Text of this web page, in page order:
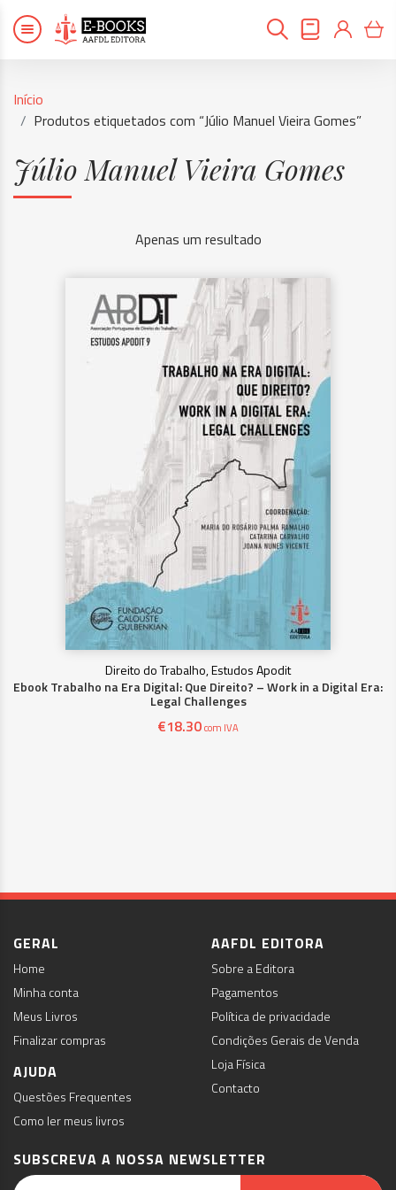
Início
Produtos etiquetados com “Júlio Manuel Vieira Gomes”
Júlio Manuel Vieira Gomes
Apenas um resultado
Direito do Trabalho, Estudos Apodit
Ebook Trabalho na Era Digital: Que Direito? – Work in a Digital Era:
Legal Challenges
€18.30com IVA
GERAL
Home
Minha conta
Meus Livros
Finalizar compras
AJUDA
Questões Frequentes
Como ler meus livros
AAFDL EDITORA
Sobre a Editora
Pagamentos
Política de privacidade
Condições Gerais de Venda
Loja Física
Contacto
SUBSCREVA A NOSSA NEWSLETTER